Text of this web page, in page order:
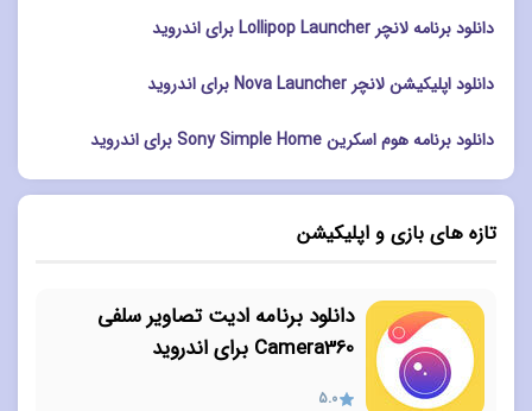
دانلود برنامه لانچر Lollipop Launcher برای اندروید
دانلود اپلیکیشن لانچر Nova Launcher برای اندروید
دانلود برنامه هوم اسکرین Sony Simple Home برای اندروید
تازه های بازی و اپلیکیشن
دانلود برنامه ادیت تصاویر سلفی
Camera360 برای اندروید
5.0